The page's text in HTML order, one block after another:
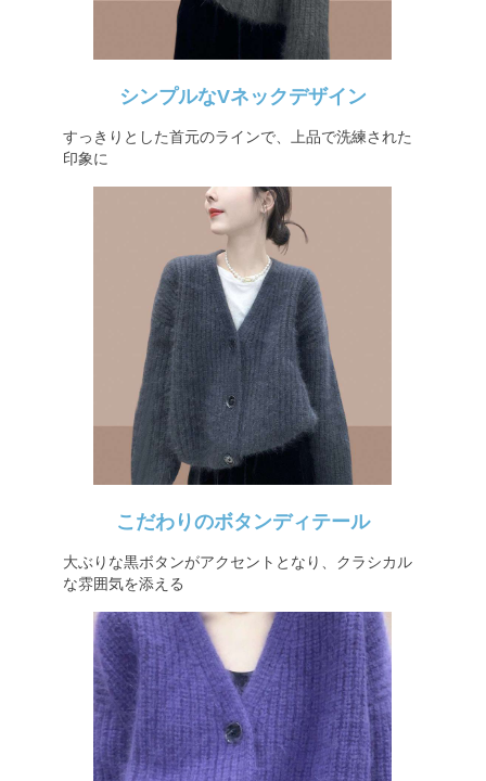
シンプルなVネックデザイン
すっきりとした首元のラインで、上品で洗練された
印象に
こだわりのボタンディテール
大ぶりな黒ボタンがアクセントとなり、クラシカル
な雰囲気を添える